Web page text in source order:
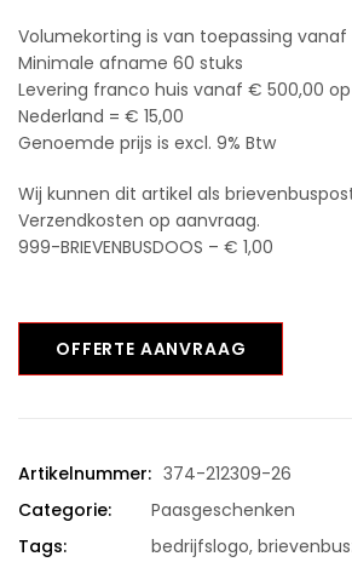
Volumekorting is van toepassing vanaf
Minimale afname 60 stuks
Levering franco huis vanaf € 500,00
Nederland = € 15,00
Genoemde prijs is excl. 9% Btw
Wij kunnen dit artikel als
Verzendkosten op aanvraag.
999-BRIEVENBUSDOOS – € 1,00
OFFERTE AANVRAAG
Artikelnummer: 374-212309-26
Categorie:
Paasgeschenken
Tags:
bedrijfslogo,